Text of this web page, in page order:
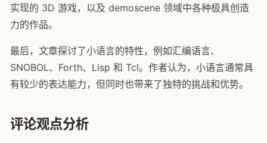
实现的 3D 游戏，以及 demoscene 领域中各种极具创造
力的作品。
最后，文章探讨了小语言的特性，例如汇编语言、
SNOBOL、Forth、Lisp 和 Tcl。作者认为，小语言通常具
有较少的表达能力，但同时也带来了独特的挑战和优势。
评论观点分析